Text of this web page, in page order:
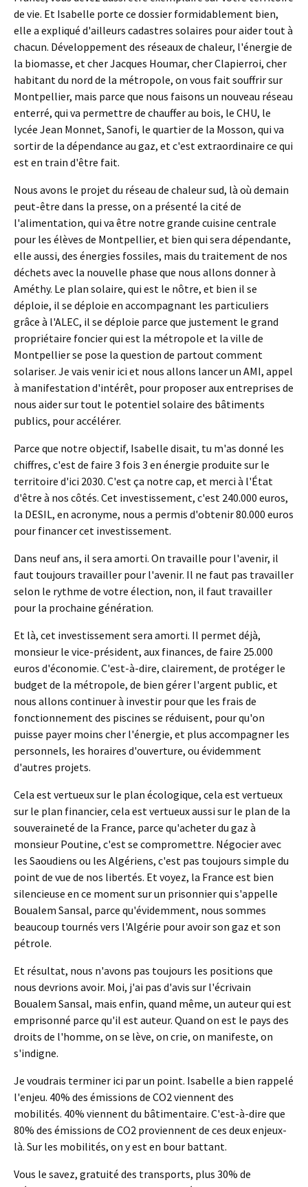
de vie. Et Isabelle porte ce dossier formidablement bien,
elle a expliqué d'ailleurs cadastres solaires pour aider tout à
chacun. Développement des réseaux de chaleur, l'énergie de
la biomasse, et cher Jacques Houmar, cher Clapierroi, cher
habitant du nord de la métropole, on vous fait souffrir sur
Montpellier, mais parce que nous faisons un nouveau réseau
enterré, qui va permettre de chauffer au bois, le CHU, le
lycée Jean Monnet, Sanofi, le quartier de la Mosson, qui va
sortir de la dépendance au gaz, et c'est extraordinaire ce qui
est en train d'être fait.
Nous avons le projet du réseau de chaleur sud, là où demain
peut-être dans la presse, on a présenté la cité de
l'alimentation, qui va être notre grande cuisine centrale
pour les élèves de Montpellier, et bien qui sera dépendante,
elle aussi, des énergies fossiles, mais du traitement de nos
déchets avec la nouvelle phase que nous allons donner à
Améthy. Le plan solaire, qui est le nôtre, et bien il se
déploie, il se déploie en accompagnant les particuliers
grâce à l'ALEC, il se déploie parce que justement le grand
propriétaire foncier qui est la métropole et la ville de
Montpellier se pose la question de partout comment
solariser. Je vais venir ici et nous allons lancer un AMI, appel
à manifestation d'intérêt, pour proposer aux entreprises de
nous aider sur tout le potentiel solaire des bâtiments
publics, pour accélérer.
Parce que notre objectif, Isabelle disait, tu m'as donné les
chiffres, c'est de faire 3 fois 3 en énergie produite sur le
territoire d'ici 2030. C'est ça notre cap, et merci à l'État
d'être à nos côtés. Cet investissement, c'est 240.000 euros,
la DESIL, en acronyme, nous a permis d'obtenir 80.000 euros
pour financer cet investissement.
Dans neuf ans, il sera amorti. On travaille pour l'avenir, il
faut toujours travailler pour l'avenir. Il ne faut pas travailler
selon le rythme de votre élection, non, il faut travailler
pour la prochaine génération.
Et là, cet investissement sera amorti. Il permet déjà,
monsieur le vice-président, aux finances, de faire 25.000
euros d'économie. C'est-à-dire, clairement, de protéger le
budget de la métropole, de bien gérer l'argent public, et
nous allons continuer à investir pour que les frais de
fonctionnement des piscines se réduisent, pour qu'on
puisse payer moins cher l'énergie, et plus accompagner les
personnels, les horaires d'ouverture, ou évidemment
d'autres projets.
Cela est vertueux sur le plan écologique, cela est vertueux
sur le plan financier, cela est vertueux aussi sur le plan de la
souveraineté de la France, parce qu'acheter du gaz à
monsieur Poutine, c'est se compromettre. Négocier avec
les Saoudiens ou les Algériens, c'est pas toujours simple du
point de vue de nos libertés. Et voyez, la France est bien
silencieuse en ce moment sur un prisonnier qui s'appelle
Boualem Sansal, parce qu'évidemment, nous sommes
beaucoup tournés vers l'Algérie pour avoir son gaz et son
pétrole.
Et résultat, nous n'avons pas toujours les positions que
nous devrions avoir. Moi, j'ai pas d'avis sur l'écrivain
Boualem Sansal, mais enfin, quand même, un auteur qui est
emprisonné parce qu'il est auteur. Quand on est le pays des
droits de l'homme, on se lève, on crie, on manifeste, on
s'indigne.
Je voudrais terminer ici par un point. Isabelle a bien rappelé
l'enjeu. 40% des émissions de CO2 viennent des
mobilités. 40% viennent du bâtimentaire. C'est-à-dire que
80% des émissions de CO2 proviennent de ces deux enjeux-
là. Sur les mobilités, on y est en bour battant.
Vous le savez, gratuité des transports, plus 30% de